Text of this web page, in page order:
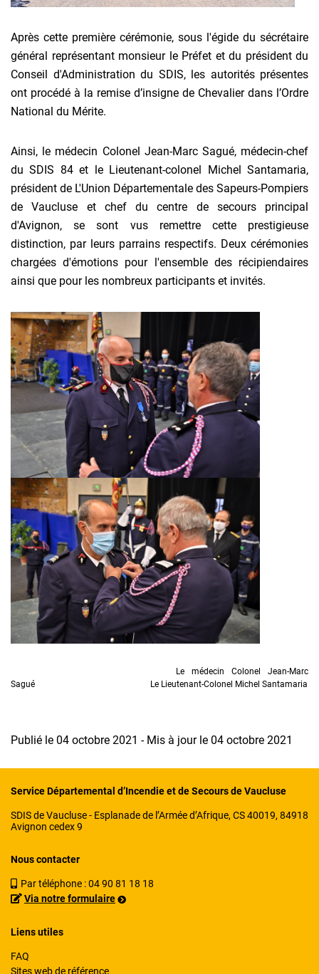
Après cette première cérémonie, sous l'égide du sécrétaire
général représentant monsieur le Préfet et du président du
Conseil d'Administration du SDIS, les autorités présentes
ont procédé à la remise d’insigne de Chevalier dans l’Ordre
National du Mérite.
Ainsi, le médecin Colonel Jean-Marc Sagué, médecin-chef
du SDIS 84 et le Lieutenant-colonel Michel Santamaria,
président de L'Union Départementale des Sapeurs-Pompiers
de Vaucluse et chef du centre de secours principal
d'Avignon, se sont vus remettre cette prestigieuse
distinction, par leurs parrains respectifs. Deux cérémonies
chargées d'émotions pour l'ensemble des récipiendaires
ainsi que pour les nombreux participants et invités.
Le médecin Colonel Jean-Marc
Sagué Le Lieutenant-Colonel Michel Santamaria
Publié le 04 octobre 2021 - Mis à jour le 04 octobre 2021
Service Départemental d’Incendie et de Secours de Vaucluse
SDIS de Vaucluse - Esplanade de l’Armée d’Afrique, CS 40019, 84918
Avignon cedex 9
Nous contacter
Par téléphone :04 90 81 18 18
Via notre formulaire
Liens utiles
FAQ
Sites web de référence